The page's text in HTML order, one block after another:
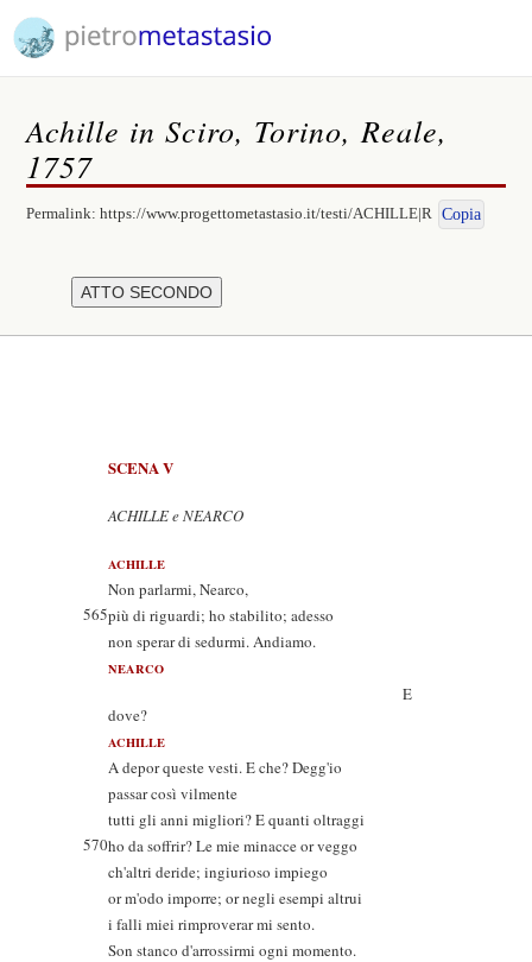
Achille in Sciro, Torino, Reale,
1757
Permalink:https://www.progettometastasio.it/testi/ACHILLE|R Copia
SCENA V
ACHILLE e NEARCO
ACHILLE
Non parlarmi, Nearco,
565più di riguardi; ho stabilito; adesso
non sperar di sedurmi. Andiamo.
NEARCO
E
dove?
ACHILLE
A depor queste vesti. E che? Degg'io
passar così vilmente
tutti gli anni migliori? E quanti oltraggi
570ho da soffrir? Le mie minacce or veggo
ch'altri deride; ingiurioso impiego
or m'odo imporre; or negli esempi altrui
i falli miei rimproverar mi sento.
Son stanco d'arrossirmi ogni momento.